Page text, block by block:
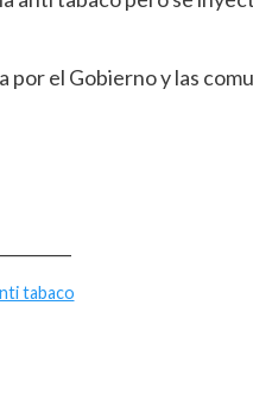
por el Gobierno y las
tabaco